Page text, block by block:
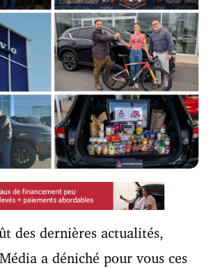
des dernières actualités,
a déniché pour vous ces